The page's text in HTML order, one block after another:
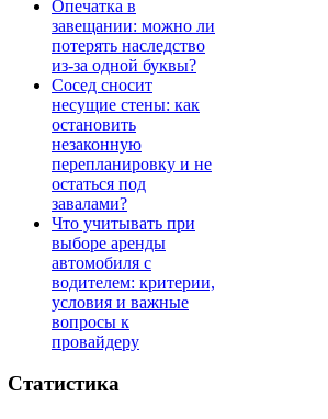
Опечатка в
завещании: можно ли
потерять наследство
из-за одной буквы?
Сосед сносит
несущие стены: как
остановить
незаконную
перепланировку и не
остаться под
завалами?
Что учитывать при
выборе аренды
автомобиля с
водителем: критерии,
условия и важные
вопросы к
провайдеру
Статистика